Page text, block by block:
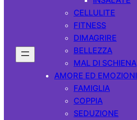
CELLULITE
FITNESS
DIMAGRIRE
BELLEZZA
MAL DI SCHIENA
AMORE ED EMOZIONI
FAMIGLIA
COPPIA
SEDUZIONE